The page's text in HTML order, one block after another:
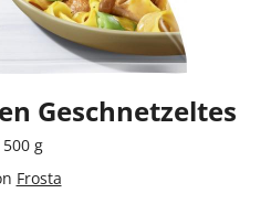
Geschnetzeltes
500 g
Frosta